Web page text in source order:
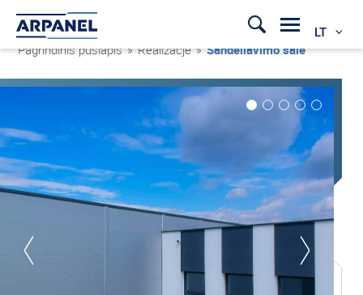
LT
Pagrindinis puslapis » Realizacje »Sandėliavimo salė